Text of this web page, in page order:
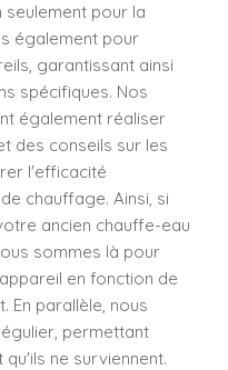
pour la
également pour
garantissant ainsi
spécifiques. Nos
également réaliser
des conseils sur les
l'efficacité
chauffage. Ainsi, si
ancien chauffe-eau
sommes là pour
en fonction de
En parallèle, nous
permettant
ne surviennent.